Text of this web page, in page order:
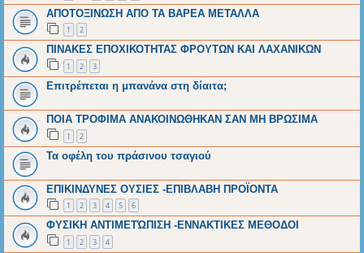
ΑΠΟΤΟΞΙΝΩΣΗ ΑΠΟ ΤΑ ΒΑΡΕΑ ΜΕΤΑΛΛΑ
1 2
ΠΙΝΑΚΕΣ ΕΠΟΧΙΚΟΤΗΤΑΣ ΦΡΟΥΤΩΝ ΚΑΙ ΛΑΧΑΝΙΚΩΝ
1 2 3
Επιτρέπεται η μπανάνα στη δίαιτα;
ΠΟΙΑ ΤΡΟΦΙΜΑ ΑΝΑΚΟΙΝΩΘΗΚΑΝ ΣΑΝ ΜΗ ΒΡΩΣΙΜΑ
1 2
Τα οφέλη του πράσινου τσαγιού
ΕΠΙΚΙΝΔΥΝΕΣ ΟΥΣΙΕΣ -ΕΠΙΒΛΑΒΗ ΠΡΟΪΟΝΤΑ
1 2 3 4 5 6
ΦΥΣΙΚΗ ΑΝΤΙΜΕΤΏΠΙΣΗ -ΕΝΝΑΚΤΙΚΕΣ ΜΕΘΟΔΟΙ
1 2 3 4